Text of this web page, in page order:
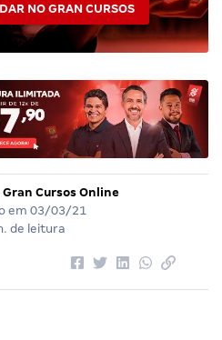
NO GRAN CURSOS
Gran Cursos Online
em 03/03/21
de leitura